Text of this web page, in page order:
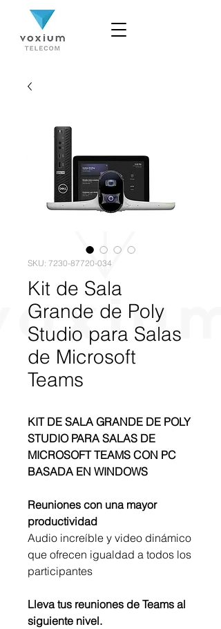
SKU: 7230-87720-034
Kit de Sala
Grande de Poly
Studio para Salas
de Microsoft
Teams
KIT DE SALA GRANDE DE POLY
STUDIO PARA SALAS DE
MICROSOFT TEAMS CON PC
BASADA EN WINDOWS
Reuniones con una mayor
productividad
Audio increíble y video dinámico
que ofrecen igualdad a todos los
participantes
Lleva tus reuniones de Teams al
siguiente nivel.